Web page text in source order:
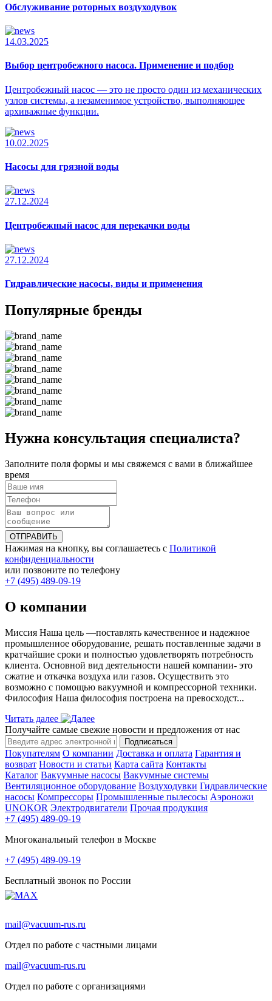
Обслуживание роторных воздуходувок
14.03.2025
Выбор центробежного насоса. Применение и подбор
Центробежный насос — это не просто один из механических
узлов системы, а незаменимое устройство, выполняющее
архиважные функции.
10.02.2025
Насосы для грязной воды
27.12.2024
Центробежный насос для перекачки воды
27.12.2024
Гидравлические насосы, виды и применения
Популярные бренды
Нужна консультация специалиста?
Заполните поля формы и мы свяжемся с вами в ближайшее
время
ОТПРАВИТЬ
Нажимая на кнопку, вы соглашаетесь с Политикой
конфиденциальности
или позвоните по телефону
+7 (495) 489-09-19
О компании
Миссия Наша цель ―поставлять качественное и надежное
промышленное оборудование, решать поставленные задачи в
кратчайшие сроки и полностью удовлетворять потребность
клиента. Основной вид деятельности нашей компании- это
сжатие и откачка воздуха или газов. Осуществить это
возможно с помощью вакуумной и компрессорной техники.
Философия Наша философия построена на превосходст...
Читать далее
Получайте самые свежие новости и предложения от нас
Подписаться
Покупателям О компании Доставка и оплата Гарантия и
возврат Новости и статьи Карта сайта Контакты
Каталог Вакуумные насосы Вакуумные системы
Вентиляционное оборудование Воздуходувки Гидравлические
насосы Компрессоры Промышленные пылесосы Аэроножи
UNOKOR Электродвигатели Прочая продукция
+7 (495) 489-09-19
Многоканальный телефон в Москве
+7 (495) 489-09-19
Бесплатный звонок по России
mail@vacuum-rus.ru
Отдел по работе с частными лицами
mail@vacuum-rus.ru
Отдел по работе с организациями